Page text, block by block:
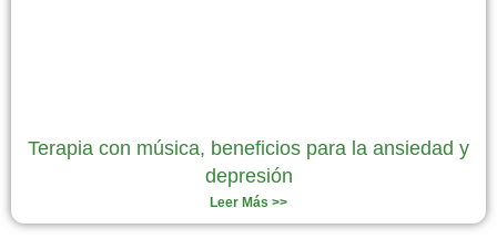
Terapia con música, beneficios para la ansiedad y
depresión
Leer Más >>